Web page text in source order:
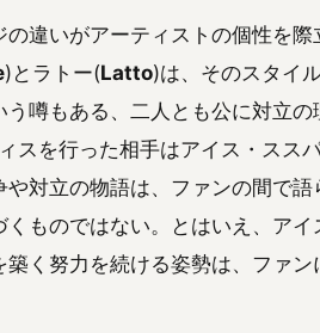
違いがアーティストの個性を際
)とラトー(Latto)は、そのスタイ
噂もある、二人とも公に対立の
スを行った相手はアイス・スス
対立の物語は、ファンの間で語
ものではない。とはいえ、アイ
く努力を続ける姿勢は、ファン